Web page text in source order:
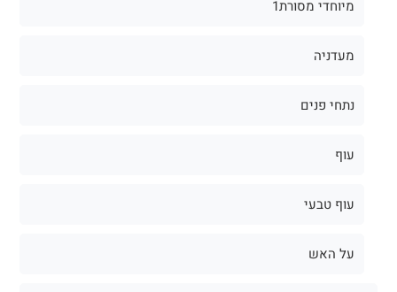
מיוחדי מסורת1
מעדניה
נתחי פנים
עוף
עוף טבעי
על האש